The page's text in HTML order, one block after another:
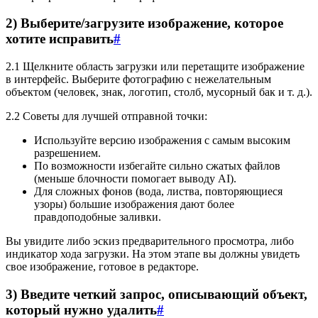
2) Выберите/загрузите изображение, которое
хотите исправить#
2.1 Щелкните область загрузки или перетащите изображение
в интерфейс. Выберите фотографию с нежелательным
объектом (человек, знак, логотип, столб, мусорный бак и т. д.).
2.2 Советы для лучшей отправной точки:
Используйте версию изображения с самым высоким
разрешением.
По возможности избегайте сильно сжатых файлов
(меньше блочности помогает выводу AI).
Для сложных фонов (вода, листва, повторяющиеся
узоры) большие изображения дают более
правдоподобные заливки.
Вы увидите либо эскиз предварительного просмотра, либо
индикатор хода загрузки. На этом этапе вы должны увидеть
свое изображение, готовое в редакторе.
3) Введите четкий запрос, описывающий объект,
который нужно удалить#